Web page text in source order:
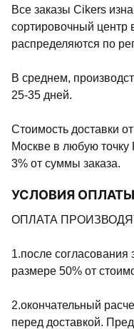
Все заказы Cikers
сортировочный центр
распределяются по
В среднем,
25-35 дней.
Стоимость доставки
Москве в любую
3% от суммы заказа.
УСЛОВИЯ ОПЛАТЫ
ОПЛАТА
1.после согласования
размере 50% от
2.окончательный
перед доставкой.